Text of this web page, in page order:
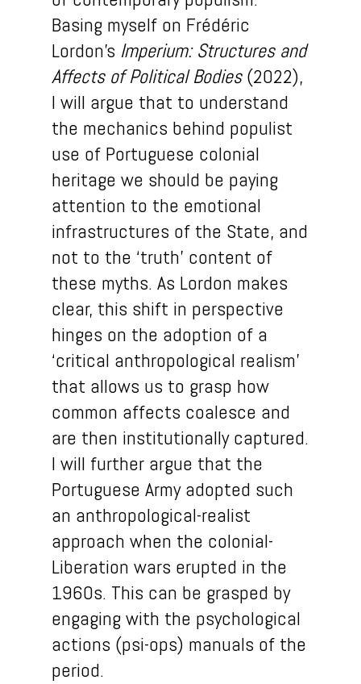
Basing myself on Frédéric
Lordon’s Imperium: Structures and
Affects of Political Bodies(2022),
I will argue that to understand
the mechanics behind populist
use of Portuguese colonial
heritage we should be paying
attention to the emotional
infrastructures of the State, and
not to the ‘truth’ content of
these myths. As Lordon makes
clear, this shift in perspective
hinges on the adoption of a
‘critical anthropological realism’
that allows us to grasp how
common affects coalesce and
are then institutionally captured.
I will further argue that the
Portuguese Army adopted such
an anthropological-realist
approach when the colonial-
Liberation wars erupted in the
1960s. This can be grasped by
engaging with the psychological
actions (psi-ops) manuals of the
period.